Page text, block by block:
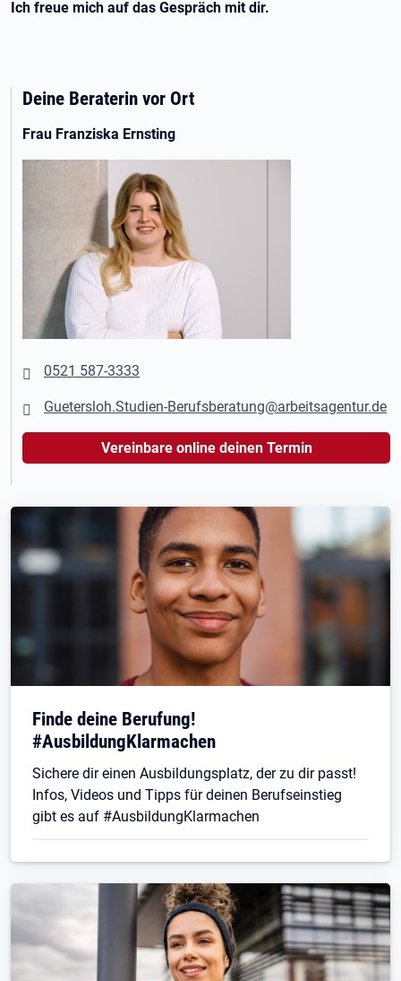
Ich freue mich auf das Gespräch mit dir.
Deine Beraterin vor Ort
Frau Franziska Ernsting
0521 587-3333
Guetersloh.Studien-Berufsberatung@arbeitsagentur.de
Vereinbare online deinen Termin
Finde deine Berufung!
#AusbildungKlarmachen
Sichere dir einen Ausbildungsplatz, der zu dir passt!
Infos, Videos und Tipps für deinen Berufseinstieg
gibt es auf #AusbildungKlarmachen